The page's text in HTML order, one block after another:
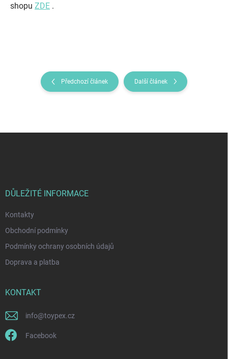
shopu ZDE .
Předchozí článek Další článek
DŮLEŽITÉ INFORMACE
Kontakty
Obchodní podmínky
Podmínky ochrany osobních údajů
Doprava a platba
KONTAKT
info@toypex.cz
Facebook